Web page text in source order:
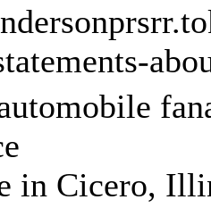
in Cicero,